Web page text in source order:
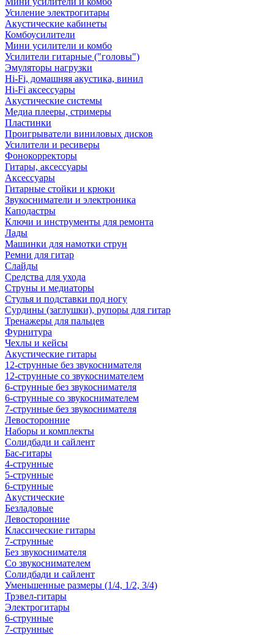
Усиление электрогитары
Акустические кабинеты
Комбоусилители
Мини усилители и комбо
Усилители гитарные ("головы")
Эмуляторы нагрузки
Hi-Fi, домашняя акустика, винил
Hi-Fi аксессуары
Акустические системы
Медиа плееры, стримеры
Пластинки
Проигрыватели виниловых дисков
Усилители и ресиверы
Фонокорректоры
Гитары, аксессуары
Аксессуары
Гитарные стойки и крюки
Звукосниматели и электроника
Каподастры
Ключи и инструменты для ремонта
Лады
Машинки для намотки струн
Ремни для гитар
Слайды
Средства для ухода
Струны и медиаторы
Стулья и подставки под ногу
Сурдины (заглушки), рупоры для гитар
Тренажеры для пальцев
Фурнитура
Чехлы и кейсы
Акустические гитары
12-струнные без звукоснимателя
12-струнные со звукоснимателем
6-струнные без звукоснимателя
6-струнные со звукоснимателем
7-струнные без звукоснимателя
Левосторонние
Наборы и комплекты
Солидбади и сайлент
Бас-гитары
4-струнные
5-струнные
6-струнные
Акустические
Безладовые
Левосторонние
Классические гитары
7-струнные
Без звукоснимателя
Со звукоснимателем
Солидбади и сайлент
Уменьшенные размеры (1/4, 1/2, 3/4)
Трэвел-гитары
Электрогитары
6-струнные
7-струнные